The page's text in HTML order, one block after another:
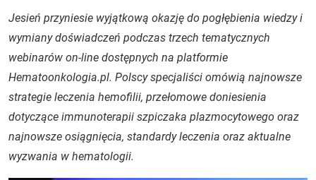
Jesień przyniesie wyjątkową okazję do pogłębienia wiedzy i
wymiany doświadczeń podczas trzech tematycznych
webinarów on-line dostępnych na platformie
Hematoonkologia.pl. Polscy specjaliści omówią najnowsze
strategie leczenia hemofilii, przełomowe doniesienia
dotyczące immunoterapii szpiczaka plazmocytowego oraz
najnowsze osiągnięcia, standardy leczenia oraz aktualne
wyzwania w hematologii.